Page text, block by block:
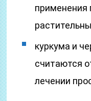
применения
куркума и
считаются
лечении